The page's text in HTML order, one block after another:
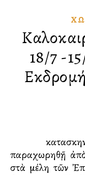
18/7 -
παραχωρηθῇ
στὰ μέλη τῶν